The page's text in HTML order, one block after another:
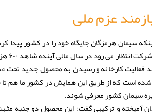
عزم ملی
سیمان هرمزگان جایگاه خود را در کشور
در سال مالی آینده شاهد ۶۰۰ هزار تن صادرات باشیم.
فعالیت کارخانه و رسیدن به محصول جدید تحت
شده است که از طریق این همایش در کشور ما هم
سیمان کشور معرفی شوند.
آمیخته و ترکیبی گفت: این محصول دو جنبه